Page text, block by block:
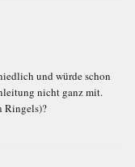
und würde schon
nicht ganz mit.
Ringels)?